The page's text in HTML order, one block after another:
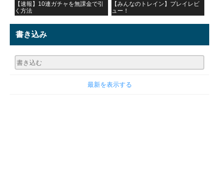
【速報】10連ガチャを無課金で引
く方法
【みんなのトレイン】プレイレビ
ュー！
書き込み
最新を表示する